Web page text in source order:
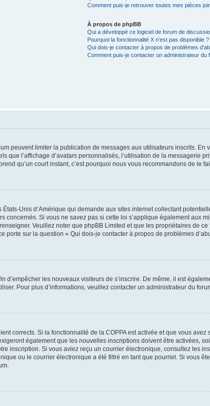
Comment puis-je retrouver toutes mes pièces
À propos de phpBB
Qui a développé ce logiciel de forum de
Pourquoi la fonctionnalité X n’est pas disponible ?
Qui dois-je contacter à propos de problèmes
Comment puis-je contacter un administrateur du
peuvent limiter la publication de messages aux utilisateurs inscrits.
l’affichage d’avatars personnalisés, l’utilisation de la messagerie
qu’un court instant, c’est pourquoi nous vous recommandons de le
Unis d’Amérique qui demande aux sites internet collectant
Si vous ne savez pas si cette loi s’applique également aux
Veuillez noter que phpBB Limited et que les propriétaires de
sur la question « Qui dois-je contacter à propos de problèmes
d’empêcher les nouveaux visiteurs de s’inscrire. De même, il est
Pour plus d’informations, veuillez contacter un administrateur du
corrects. Si la fonctionnalité de la COPPA est activée et que vous
également que les nouvelles inscriptions doivent être activées,
inscription. Si vous aviez reçu un courrier électronique, consultez les
ou le courrier électronique a été filtré en tant que pourriel. Si vous